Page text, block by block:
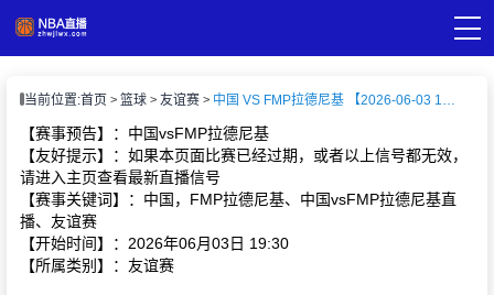
播
闻
当前位置:首页 篮球 友谊赛 中国 VS FMP拉德尼基 【2026-06-03 19:30:00】
【赛事预告】：中国vsFMP拉德尼基
【友好提示】：如果本页面比赛已经过期，或者以上信号都无效，
请进入主页查看最新直播信号
【赛事关键词】：中国，FMP拉德尼基、中国vsFMP拉德尼基直
播、友谊赛
【开始时间】：2026年06月03日 19:30
【所属类别】：友谊赛